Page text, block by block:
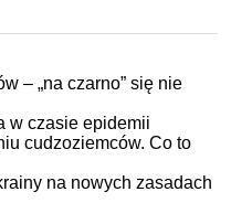
– „na czarno” się nie
w czasie epidemii
cudzoziemców. Co to
na nowych zasadach